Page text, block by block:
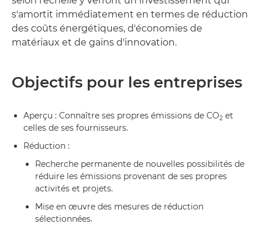
s'amortit immédiatement en termes de réduction
des coûts énergétiques, d'économies de
matériaux et de gains d'innovation.
Objectifs pour les entreprises
Aperçu : Connaître ses propres émissions de CO2 et
celles de ses fournisseurs.
Réduction :
Recherche permanente de nouvelles possibilités de
réduire les émissions provenant de ses propres
activités et projets.
Mise en œuvre des mesures de réduction
sélectionnées.